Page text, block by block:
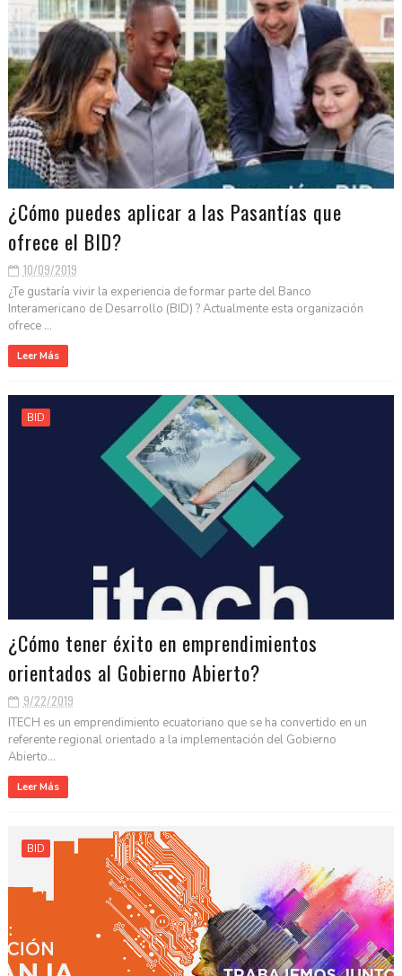
¿Cómo puedes aplicar a las Pasantías que
ofrece el BID?
10/09/2019
¿Te gustaría vivir la experiencia de formar parte del Banco
Interamericano de Desarrollo (BID) ? Actualmente esta organización
ofrece ...
Leer Más
BID
¿Cómo tener éxito en emprendimientos
orientados al Gobierno Abierto?
9/22/2019
ITECH es un emprendimiento ecuatoriano que se ha convertido en un
referente regional orientado a la implementación del Gobierno
Abierto...
Leer Más
BID